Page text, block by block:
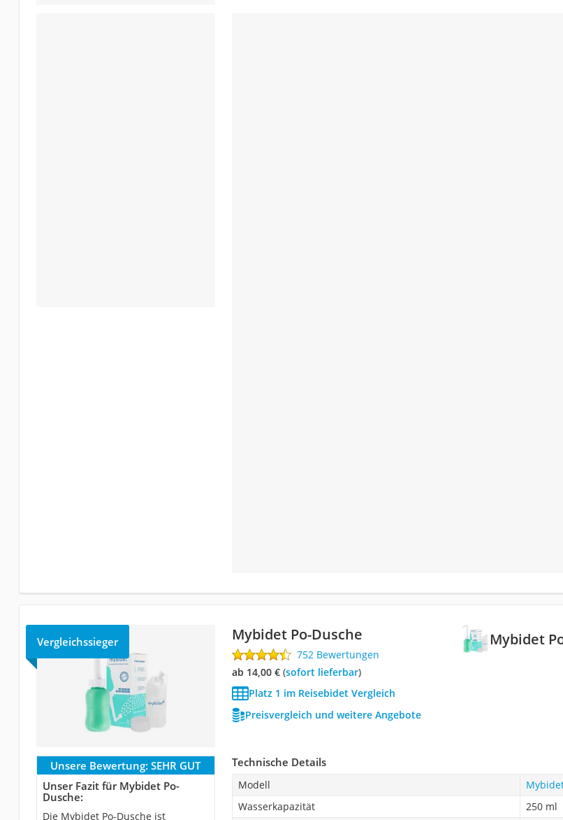
Mybidet
Vergleichssieger Mybidet Po-Dusche
752 Bewertungen
ab 14,00 €( Sofort lieferbar)
Platz 1 im Reisebidet Vergleich
Preisvergleich und weitere Angebote
Unsere Bewertung: SEHR GUT
Unser Fazit für Mybidet Po-
Dusche:
Die Mybidet Po-Dusche ist
Technische Details
Modell
Wasserkapazität
250 ml